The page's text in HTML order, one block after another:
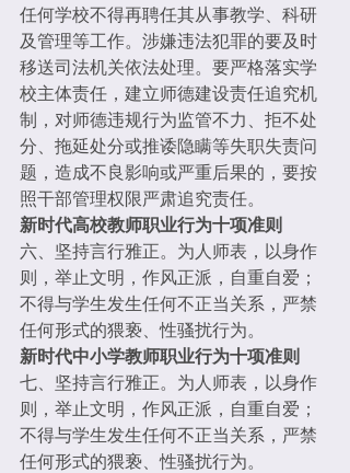
任何学校不得再聘任其从事教学、科研
及管理等工作。涉嫌违法犯罪的要及时
移送司法机关依法处理。要严格落实学
校主体责任，建立师德建设责任追究机
制，对师德违规行为监管不力、拒不处
分、拖延处分或推诿隐瞒等失职失责问
题，造成不良影响或严重后果的，要按
照干部管理权限严肃追究责任。
新时代高校教师职业行为十项准则
六、坚持言行雅正。为人师表，以身作
则，举止文明，作风正派，自重自爱；
不得与学生发生任何不正当关系，严禁
任何形式的猥亵、性骚扰行为。
新时代中小学教师职业行为十项准则
七、坚持言行雅正。为人师表，以身作
则，举止文明，作风正派，自重自爱；
不得与学生发生任何不正当关系，严禁
任何形式的猥亵、性骚扰行为。